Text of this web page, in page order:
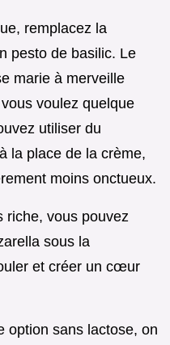
remplacez la
pesto de basilic. Le
marie à merveille
voulez quelque
utiliser du
la place de la crème,
moins onctueux.
riche, vous pouvez
sous la
et créer un cœur
option sans lactose, on